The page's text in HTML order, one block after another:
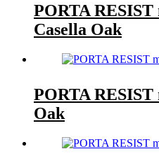
PORTA
Casella Oak
PORTA RESIST
Oak